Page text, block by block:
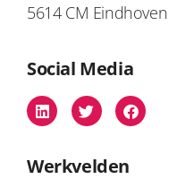
5614 CM Eindhoven
Social Media
Werkvelden